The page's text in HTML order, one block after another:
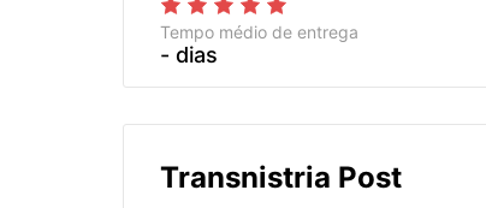
Tempo médio de entrega
- dias
Transnistria Post